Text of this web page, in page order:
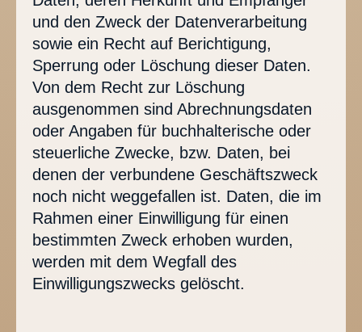
und den Zweck der Datenverarbeitung
sowie ein Recht auf Berichtigung,
Sperrung oder Löschung dieser Daten.
Von dem Recht zur Löschung
ausgenommen sind Abrechnungsdaten
oder Angaben für buchhalterische oder
steuerliche Zwecke, bzw. Daten, bei
denen der verbundene Geschäftszweck
noch nicht weggefallen ist. Daten, die im
Rahmen einer Einwilligung für einen
bestimmten Zweck erhoben wurden,
werden mit dem Wegfall des
Einwilligungszwecks gelöscht.